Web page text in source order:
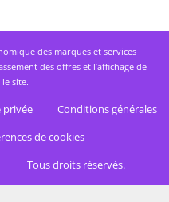
des marques et services
des offres et l’affichage de
site.
privée
Conditions générales
de cookies
Tous droits réservés.